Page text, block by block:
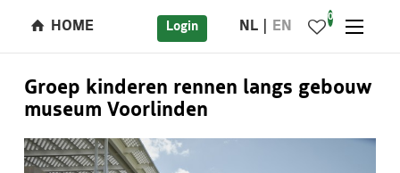
HOME Login NL EN
0
Groep kinderen rennen langs gebouw
museum Voorlinden